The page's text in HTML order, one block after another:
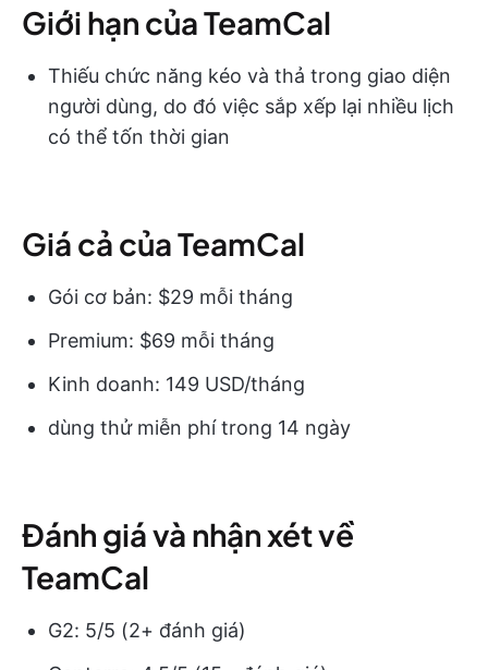
Giới hạn của TeamCal
Thiếu chức năng kéo và thả trong giao diện
người dùng, do đó việc sắp xếp lại nhiều lịch
có thể tốn thời gian
Giá cả của TeamCal
Gói cơ bản: $29 mỗi tháng
Premium: $69 mỗi tháng
Kinh doanh: 149 USD/tháng
dùng thử miễn phí trong 14 ngày
Đánh giá và nhận xét về
TeamCal
G2: 5/5 (2+ đánh giá)